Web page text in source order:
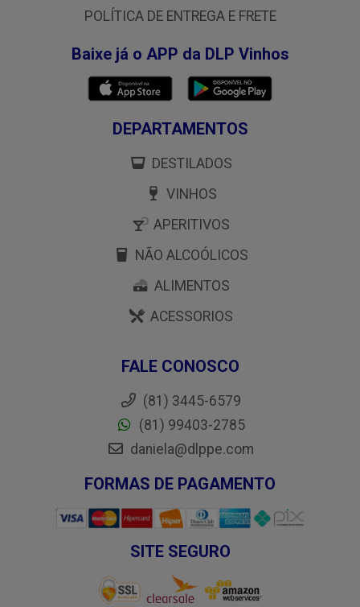
POLÍTICA DE ENTREGA E FRETE
Baixe já o APP da DLP Vinhos
DEPARTAMENTOS
DESTILADOS
VINHOS
APERITIVOS
NÃO ALCOÓLICOS
ALIMENTOS
ACESSORIOS
FALE CONOSCO
(81) 3445-6579
(81) 99403-2785
daniela@dlppe.com
FORMAS DE PAGAMENTO
SITE SEGURO